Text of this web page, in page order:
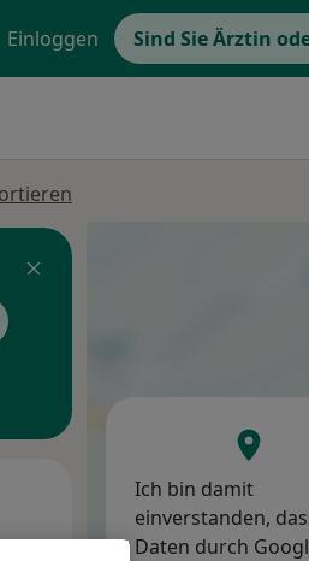
Einloggen Sind Sie Ärztin
Do,
13 Aug 14
Ich bin damit
einverstanden,
Daten durch